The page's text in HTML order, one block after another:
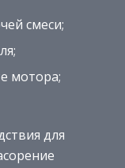
смеси;
мотора;
для